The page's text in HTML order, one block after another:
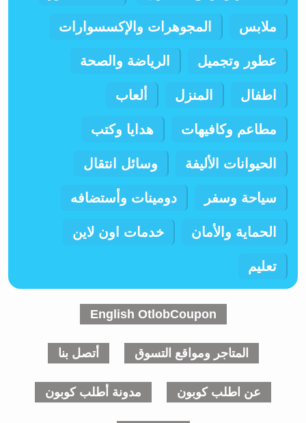
ملابس المجوهرات والإكسسوارات
عطور وتجميل الرياضة والصحة
اطفال المنزل ألعاب
مطاعم وكافيهات هدايا وكتب
الحيوانات الأليفة وسائل انتقال
سياحة وسفر دومينات وأستضافه
الحماية والأمان خدمات اون لاين
تعليم
English OtlobCoupon
المتاجر ومواقع التسوق أتصل بنا
عن اطلب كوبون مدونة أطلب كوبون